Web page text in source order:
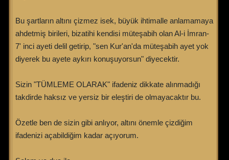
Bu şartların altını çizmez isek, büyük ihtimalle anlamamaya
ahdetmiş birileri, bizatihi kendisi müteşabih olan Al-i İmran-
7' inci ayeti delil getirip, "sen Kur'an'da müteşabih ayet yok
diyerek bu ayete aykırı konuşuyorsun" diyecektir.
Sizin "TÜMLEME OLARAK" ifadeniz dikkate alınmadığı
takdirde haksız ve yersiz bir eleştiri de olmayacaktır bu.
Özetle ben de sizin gibi anlıyor, altını önemle çizdiğim
ifadenizi açabildiğim kadar açıyorum.